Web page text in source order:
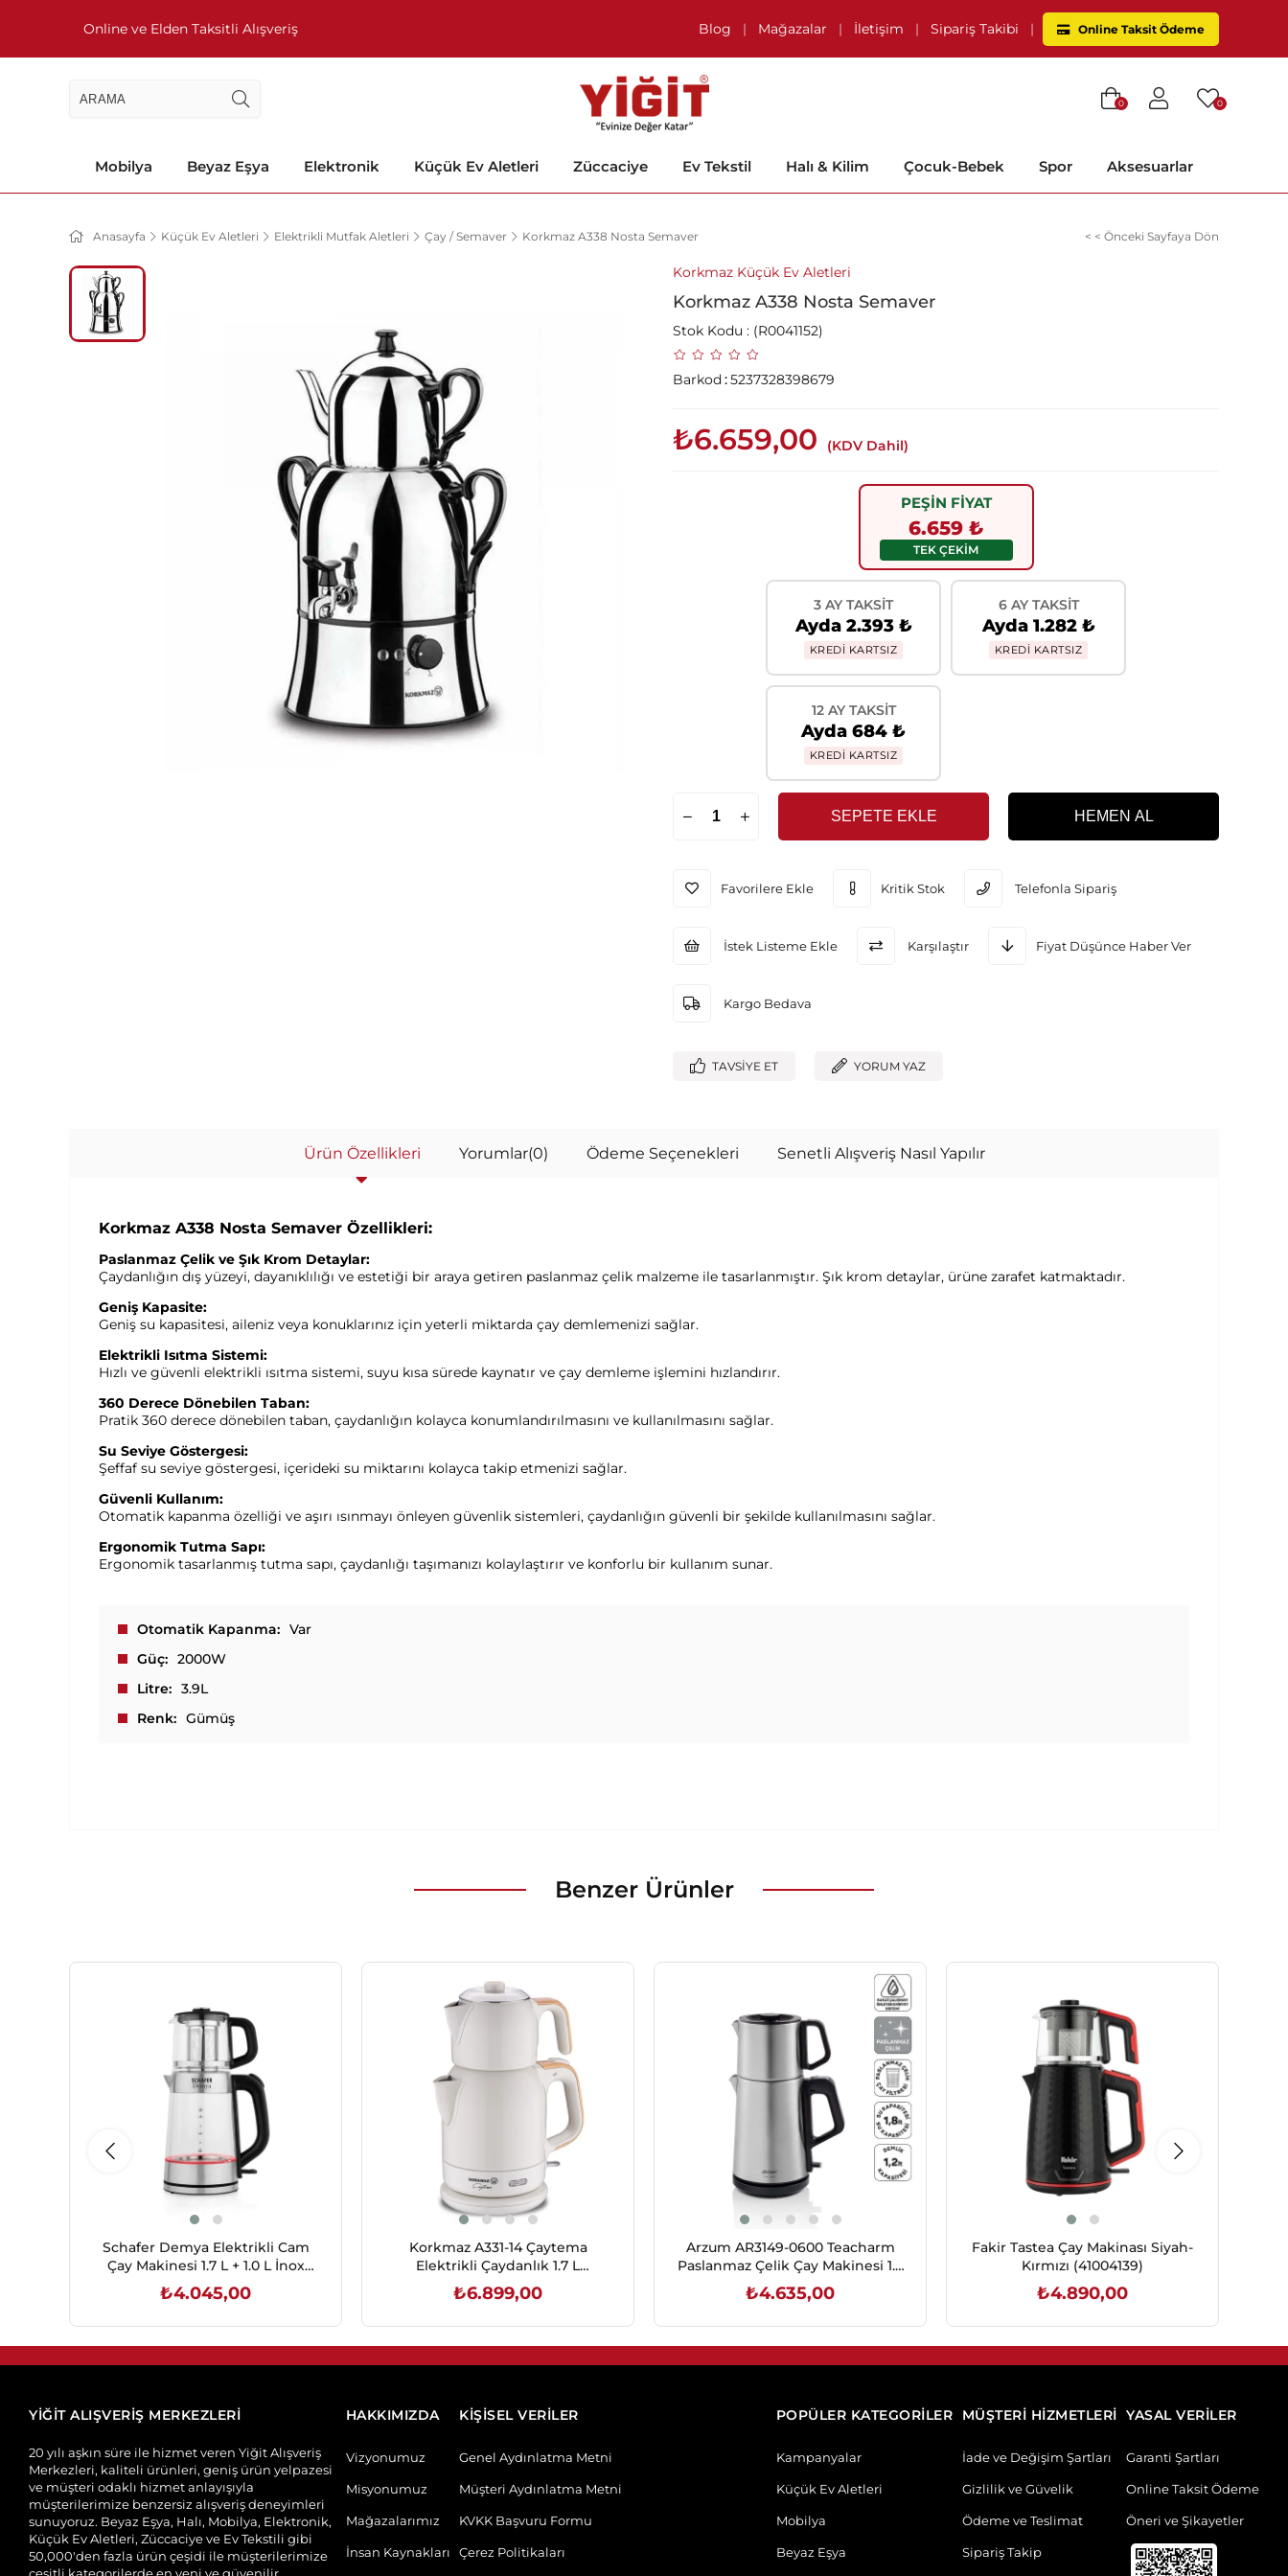
Online ve Elden Taksitli Alışveriş Blog | Mağazalar | İletişim | Sipariş Takibi | Online Taksit Ödeme
0
0
Mobilya Beyaz Eşya Elektronik Küçük Ev Aletleri Züccaciye Ev Tekstil Halı & Kilim Çocuk-Bebek Spor Aksesuarlar
Anasayfa Küçük Ev Aletleri Elektrikli Mutfak Aletleri Çay / Semaver Korkmaz A338 Nosta Semaver < < Önceki Sayfaya Dön
Korkmaz Küçük Ev Aletleri
Korkmaz A338 Nosta Semaver
Stok Kodu (R0041152)
Barkod:5237328398679
₺6.659,00 (KDV Dahil)
PEŞİN FİYAT
6.659 ₺
TEK ÇEKİM
3 AY TAKSIT
Ayda 2.393 ₺
KREDİ KARTSIZ
6 AY TAKSIT
Ayda 1.282 ₺
KREDİ KARTSIZ
12 AY TAKSIT
Ayda 684 ₺
KREDİ KARTSIZ
Favorilere Ekle Kritik Stok Telefonla Sipariş
İstek Listeme Ekle Karşılaştır Fiyat Düşünce Haber Ver
Kargo Bedava
TAVSIYE ET YORUM YAZ
Ürün Özellikleri Yorumlar(0) Ödeme Seçenekleri Senetli Alışveriş Nasıl Yapılır
Korkmaz A338 Nosta Semaver Özellikleri:
Paslanmaz Çelik ve Şık Krom Detaylar:
Çaydanlığın dış yüzeyi, dayanıklılığı ve estetiği bir araya getiren paslanmaz çelik malzeme ile tasarlanmıştır. Şık krom detaylar, ürüne zarafet katmaktadır.
Geniş Kapasite:
Geniş su kapasitesi, aileniz veya konuklarınız için yeterli miktarda çay demlemenizi sağlar.
Elektrikli Isıtma Sistemi:
Hızlı ve güvenli elektrikli ısıtma sistemi, suyu kısa sürede kaynatır ve çay demleme işlemini hızlandırır.
360 Derece Dönebilen Taban:
Pratik 360 derece dönebilen taban, çaydanlığın kolayca konumlandırılmasını ve kullanılmasını sağlar.
Su Seviye Göstergesi:
Şeffaf su seviye göstergesi, içerideki su miktarını kolayca takip etmenizi sağlar.
Güvenli Kullanım:
Otomatik kapanma özelliği ve aşırı ısınmayı önleyen güvenlik sistemleri, çaydanlığın güvenli bir şekilde kullanılmasını sağlar.
Ergonomik Tutma Sapı:
Ergonomik tasarlanmış tutma sapı, çaydanlığı taşımanızı kolaylaştırır ve konforlu bir kullanım sunar.
Otomatik Kapanma
Var
Güç
2000W
Litre
3.9L
Renk
Gümüş
Benzer Ürünler
Schafer Demya Elektrikli Cam
Çay Makinesi 1.7 L + 1.0 L İnox
2200 W
₺4.045,00
Korkmaz A331-14 Çaytema
Elektrikli Çaydanlık 1.7 L
Vanilya/Ahşap
₺6.899,00
Arzum AR3149-0600 Teacharm
Paslanmaz Çelik Çay Makinesi 1.8
L + 1.2 L
₺4.635,00
Fakir Tastea Çay Makinası Siyah-
Kırmızı (41004139)
₺4.890,00
YİĞİT ALIŞVERİŞ MERKEZLERİ
20 yılı aşkın süre ile hizmet veren Yiğit Alışveriş
Merkezleri, kaliteli ürünleri, geniş ürün yelpazesi
ve müşteri odaklı hizmet anlayışıyla
müşterilerimize benzersiz alışveriş deneyimleri
sunuyoruz. Beyaz Eşya, Halı, Mobilya, Elektronik,
Küçük Ev Aletleri, Züccaciye ve Ev Tekstili gibi
50,000'den fazla ürün çeşidi ile müşterilerimize
çeşitli kategorilerde en yeni ve güvenilir
HAKKIMIZDA
Vizyonumuz
Misyonumuz
Mağazalarımız
İnsan Kaynakları
KİŞİSEL VERİLER
Genel Aydınlatma Metni
Müşteri Aydınlatma Metni
KVKK Başvuru Formu
Çerez Politikaları
POPÜLER KATEGORİLER
Kampanyalar
Küçük Ev Aletleri
Mobilya
Beyaz Eşya
MÜŞTERİ HİZMETLERİ
İade ve Değişim Şartları
Gizlilik ve Güvelik
Ödeme ve Teslimat
Sipariş Takip
YASAL VERİLER
Garanti Şartları
Online Taksit Ödeme
Öneri ve Şikayetler